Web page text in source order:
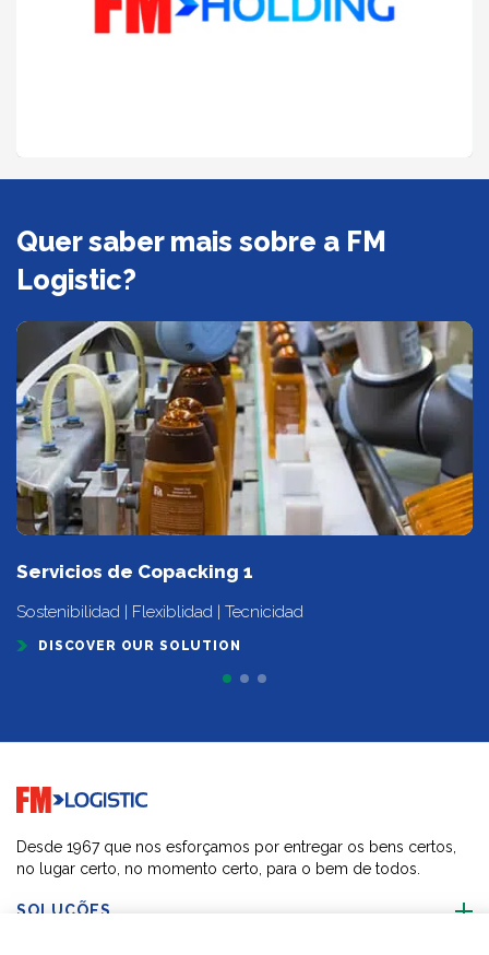
Quer saber mais sobre a FM
Logistic?
Servicios de Copacking 1
Sostenibilidad | Flexiblidad | Tecnicidad
DISCOVER OUR SOLUTION
Go to home page
Desde 1967 que nos esforçamos por entregar os bens certos,
no lugar certo, no momento certo, para o bem de todos.
SOLUÇÕES